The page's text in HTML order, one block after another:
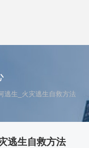
逃生_火灾逃生自救方法
逃生自救方法